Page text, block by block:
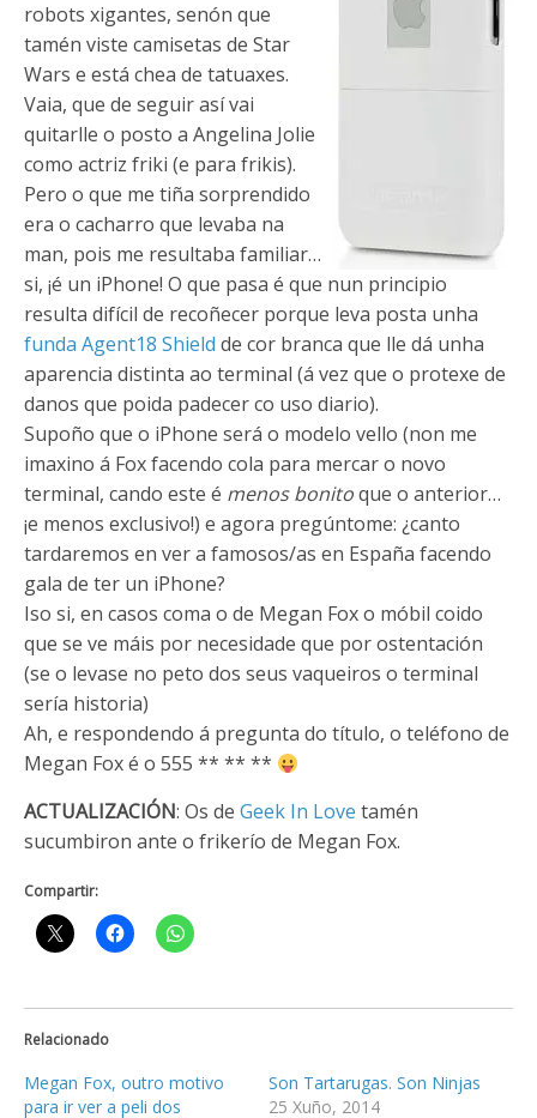
robots xigantes, senón que
tamén viste camisetas de Star
Wars e está chea de tatuaxes.
Vaia, que de seguir así vai
quitarlle o posto a Angelina Jolie
como actriz friki (e para frikis).
Pero o que me tiña sorprendido
era o cacharro que levaba na
man, pois me resultaba familiar…
si, ¡é un iPhone! O que pasa é que nun principio
resulta difícil de recoñecer porque leva posta unha
funda Agent18 Shield de cor branca que lle dá unha
aparencia distinta ao terminal (á vez que o protexe de
danos que poida padecer co uso diario).
Supoño que o iPhone será o modelo vello (non me
imaxino á Fox facendo cola para mercar o novo
terminal, cando este é menos bonitoque o anterior…
¡e menos exclusivo!) e agora pregúntome: ¿canto
tardaremos en ver a famosos/as en España facendo
gala de ter un iPhone?
Iso si, en casos coma o de Megan Fox o móbil coido
que se ve máis por necesidade que por ostentación
(se o levase no peto dos seus vaqueiros o terminal
sería historia)
Ah, e respondendo á pregunta do título, o teléfono de
Megan Fox é o 555 ** ** **
ACTUALIZACIÓN: Os de Geek In Love tamén
sucumbiron ante o frikerío de Megan Fox.
Compartir:
Relacionado
Megan Fox, outro motivo
para ir ver a peli dos
Son Tartarugas. Son Ninjas
25 Xuño, 2014